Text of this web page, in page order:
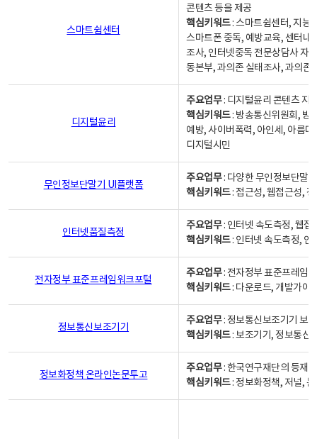
스마트쉼센터
콘텐츠 등을 제공
핵심키워드: 스마트쉼센터, 지능
스마트폰 중독, 예방교육, 센터내
조사, 인터넷중독 전문상담사 자
동본부, 과의존 실태조사, 과의존
디지털윤리
주요업무: 디지털윤리 콘텐츠 지
핵심키워드: 방송통신위원회, 방
예방, 사이버폭력, 아인세, 아름
디지털시민
무인정보단말기 UI플랫폼
주요업무: 다양한 무인정보단말
핵심키워드: 접근성, 웹접근성,
인터넷품질측정
주요업무: 인터넷 속도측정, 웹접
핵심키워드: 인터넷 속도측정, 인
전자정부 표준프레임워크포털
주요업무: 전자정부 표준프레임
핵심키워드: 다운로드, 개발가이
정보통신보조기기
주요업무: 정보통신보조기기 보
핵심키워드: 보조기기, 정보통신
정보화정책 온라인논문투고
주요업무: 한국연구재단의 등재
핵심키워드: 정보화정책, 저널,